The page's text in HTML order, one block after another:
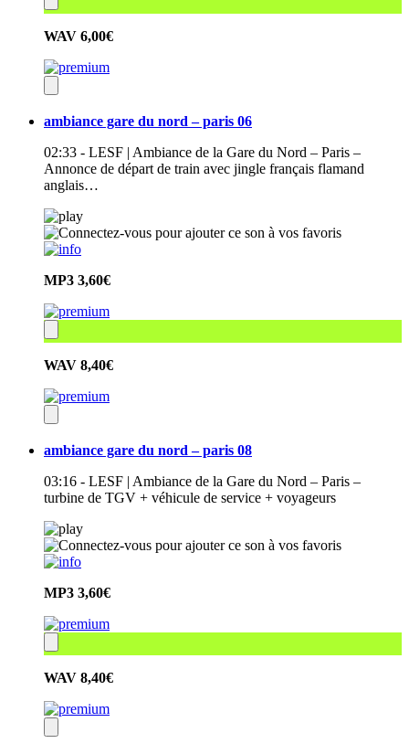
WAV 6,00€
ambiance gare du nord – paris 06
02:33 - LESF | Ambiance de la Gare du Nord – Paris –
Annonce de départ de train avec jingle français flamand
anglais…
MP3 3,60€
WAV 8,40€
ambiance gare du nord – paris 08
03:16 - LESF | Ambiance de la Gare du Nord – Paris –
turbine de TGV + véhicule de service + voyageurs
MP3 3,60€
WAV 8,40€